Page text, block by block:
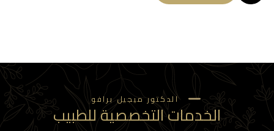
الدكتور ميجيل برافو
الخدمات التخصصية للطبيب